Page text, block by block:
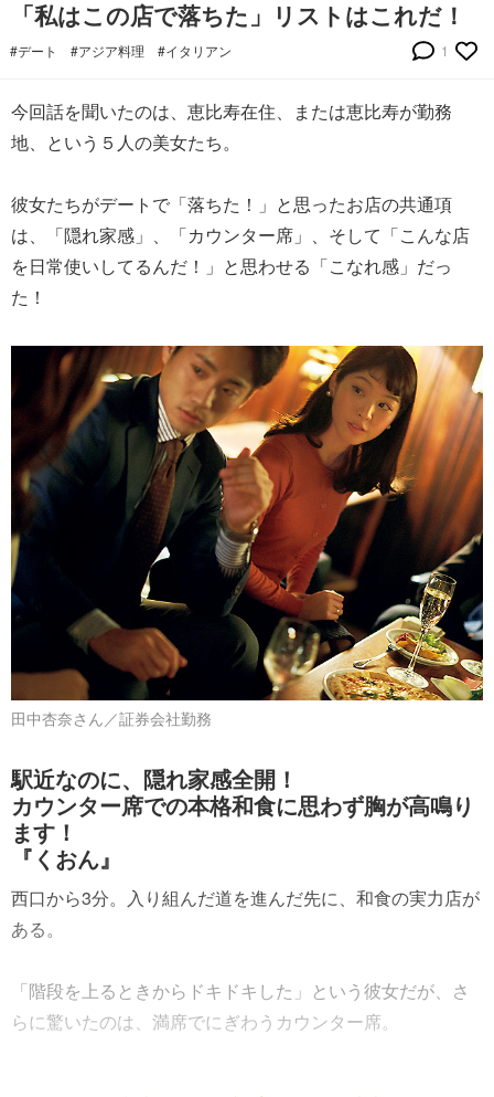
「私はこの店で落ちた」リストはこれだ！
#デート #アジア料理 #イタリアン 1
今回話を聞いたのは、恵比寿在住、または恵比寿が勤務
地、という５人の美女たち。
彼女たちがデートで「落ちた！」と思ったお店の共通項
は、「隠れ家感」、「カウンター席」、そして「こんな店
を日常使いしてるんだ！」と思わせる「こなれ感」だっ
た！
田中杏奈さん／証券会社勤務
駅近なのに、隠れ家感全開！
カウンター席での本格和食に思わず胸が高鳴り
ます！
『くおん』
西口から3分。入り組んだ道を進んだ先に、和食の実力店が
ある。
「階段を上るときからドキドキした」という彼女だが、さ
らに驚いたのは、満席でにぎわうカウンター席。